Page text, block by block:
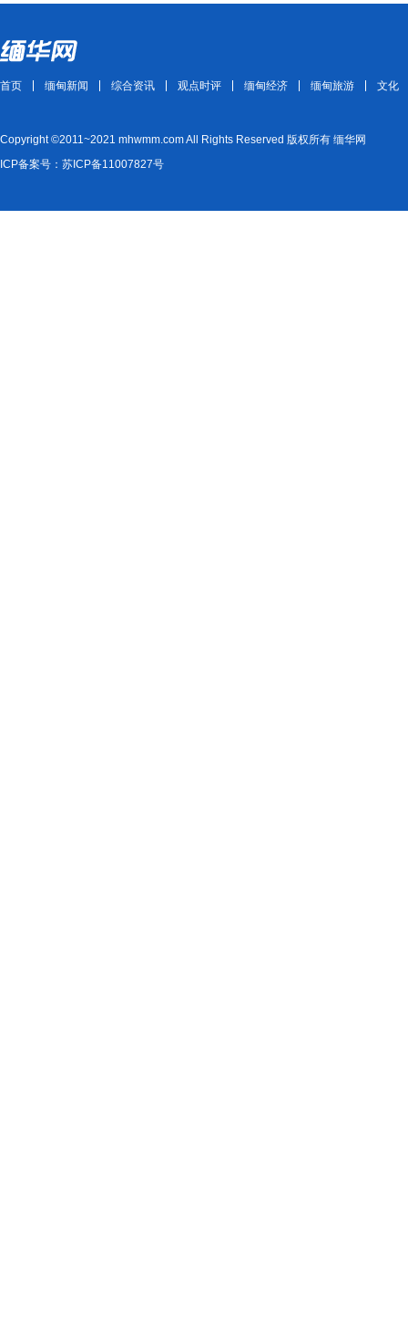
首页 缅甸新闻 综合资讯 观点时评 缅甸经济 缅甸旅游 文化
Copyright ©2011~2021 mhwmm.com All Rights Reserved 版权所有 缅华网
ICP备案号：苏ICP备11007827号